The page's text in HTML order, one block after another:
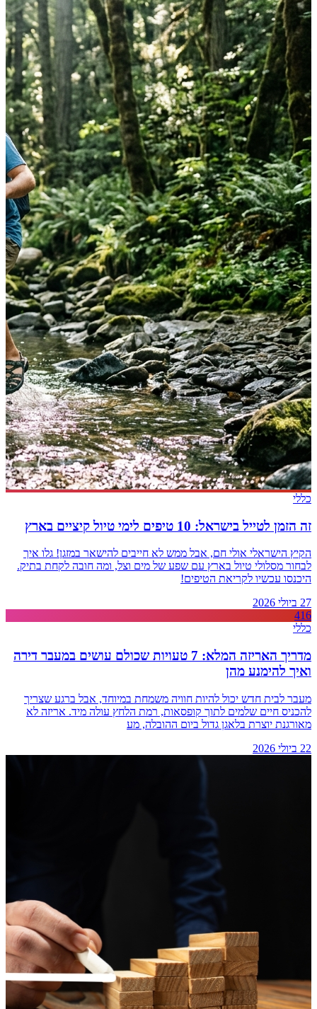
כללי
זה הזמן לטייל בישראל: 10 טיפים לימי טיול קיציים בארץ
הקיץ הישראלי אולי חם, אבל ממש לא חייבים להישאר במזגן! גלו איך
לבחור מסלולי טיול בארץ עם שפע של מים וצל, ומה חובה לקחת בתיק.
היכנסו עכשיו לקריאת הטיפים!
27 ביולי 2026
416
כללי
מדריך האריזה המלא: 7 טעויות שכולם עושים במעבר דירה
ואיך להימנע מהן
מעבר לבית חדש יכול להיות חוויה משמחת במיוחד, אבל ברגע שצריך
להכניס חיים שלמים לתוך קופסאות, רמת הלחץ עולה מיד. אריזה לא
מאורגנת יוצרת בלאגן גדול ביום ההובלה, מע
22 ביולי 2026